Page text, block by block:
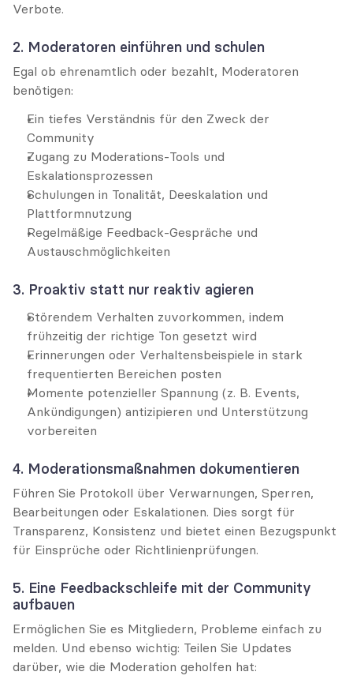
Verbote.
2. Moderatoren einführen und schulen
Egal ob ehrenamtlich oder bezahlt, Moderatoren
benötigen:
Ein tiefes Verständnis für den Zweck der
Community
Zugang zu Moderations-Tools und
Eskalationsprozessen
Schulungen in Tonalität, Deeskalation und
Plattformnutzung
Regelmäßige Feedback-Gespräche und
Austauschmöglichkeiten
3. Proaktiv statt nur reaktiv agieren
Störendem Verhalten zuvorkommen, indem
frühzeitig der richtige Ton gesetzt wird
Erinnerungen oder Verhaltensbeispiele in stark
frequentierten Bereichen posten
Momente potenzieller Spannung (z. B. Events,
Ankündigungen) antizipieren und Unterstützung
vorbereiten
4. Moderationsmaßnahmen dokumentieren
Führen Sie Protokoll über Verwarnungen, Sperren,
Bearbeitungen oder Eskalationen. Dies sorgt für
Transparenz, Konsistenz und bietet einen Bezugspunkt
für Einsprüche oder Richtlinienprüfungen.
5. Eine Feedbackschleife mit der Community
aufbauen
Ermöglichen Sie es Mitgliedern, Probleme einfach zu
melden. Und ebenso wichtig: Teilen Sie Updates
darüber, wie die Moderation geholfen hat: